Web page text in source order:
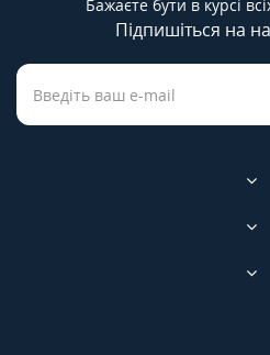
Бажаєте бути в курсі
Підпишіться на